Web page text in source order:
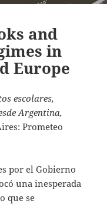
and
in
Europe
escolares,
Argentina,
Prometeo
por el Gobierno
una inesperada
que se